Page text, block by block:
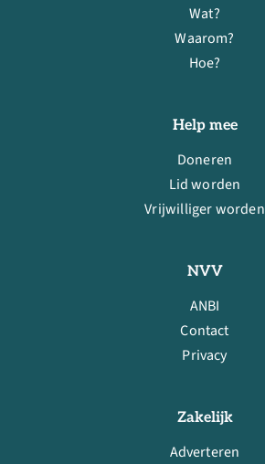
Wat?
Waarom?
Hoe?
Help mee
Doneren
Lid worden
Vrijwilliger worden
NVV
ANBI
Contact
Privacy
Zakelijk
Adverteren